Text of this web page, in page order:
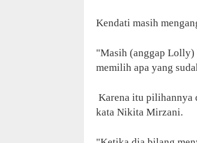
Kendati masih
"Masih (anggap Lolly)
memilih apa yang
Karena itu pilihannya
kata Nikita Mirzani.